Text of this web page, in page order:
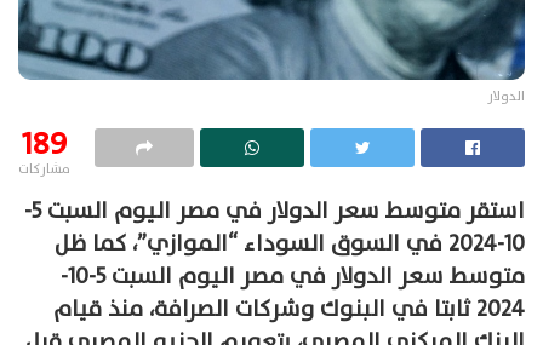
الدولار
189
مشاركات
استقر متوسط سعر الدولار في مصر اليوم السبت 5-
10-2024 في السوق السوداء “الموازي”، كما ظل
متوسط سعر الدولار في مصر اليوم السبت 5-10-
2024 ثابتا في البنوك وشركات الصرافة، منذ قيام